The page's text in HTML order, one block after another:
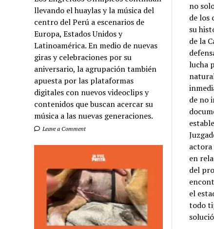
llevando el huaylas y la música del
centro del Perú a escenarios de
Europa, Estados Unidos y
Latinoamérica. En medio de nuevas
giras y celebraciones por su
aniversario, la agrupación también
apuesta por las plataformas
digitales con nuevos videoclips y
contenidos que buscan acercar su
música a las nuevas generaciones.
Leave a Comment
no
de los
su
de la
lucha
de no
en
del
el
todo